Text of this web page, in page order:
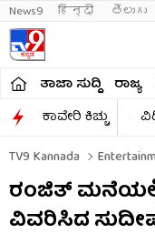
News9 हिन्दी తెలుగు
ತಾಜಾ ಸುದ್ದಿ ರಾಜ್ಯ
ಕಾವೇರಿ ಕಿಚ್ಚು
TV9 Kannada
ರಂಜಿತ್ ಮನೆಯಲ್ಲಿ
ವಿವರಿಸಿದ